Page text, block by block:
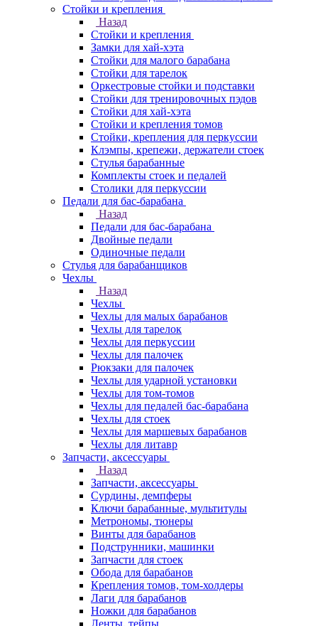
Стойки и крепления
Назад
Стойки и крепления
Замки для хай-хэта
Стойки для малого барабана
Стойки для тарелок
Оркестровые стойки и подставки
Стойки для тренировочных пэдов
Стойки для хай-хэта
Стойки и крепления томов
Стойки, крепления для перкуссии
Клэмпы, крепежи, держатели стоек
Стулья барабанные
Комплекты стоек и педалей
Столики для перкуссии
Педали для бас-барабана
Назад
Педали для бас-барабана
Двойные педали
Одиночные педали
Стулья для барабанщиков
Чехлы
Назад
Чехлы
Чехлы для малых барабанов
Чехлы для тарелок
Чехлы для перкуссии
Чехлы для палочек
Рюкзаки для палочек
Чехлы для ударной установки
Чехлы для том-томов
Чехлы для педалей бас-барабана
Чехлы для стоек
Чехлы для маршевых барабанов
Чехлы для литавр
Запчасти, аксессуары
Назад
Запчасти, аксессуары
Сурдины, демпферы
Ключи барабанные, мультитулы
Метрономы, тюнеры
Винты для барабанов
Подструнники, машинки
Запчасти для стоек
Обода для барабанов
Крепления томов, том-холдеры
Лаги для барабанов
Ножки для барабанов
Ленты, тейпы